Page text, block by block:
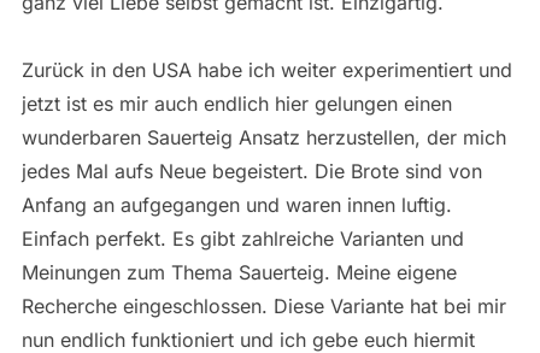
Zurück in den USA habe ich weiter experimentiert und
jetzt ist es mir auch endlich hier gelungen einen
wunderbaren Sauerteig Ansatz herzustellen, der mich
jedes Mal aufs Neue begeistert. Die Brote sind von
Anfang an aufgegangen und waren innen luftig.
Einfach perfekt. Es gibt zahlreiche Varianten und
Meinungen zum Thema Sauerteig. Meine eigene
Recherche eingeschlossen. Diese Variante hat bei mir
nun endlich funktioniert und ich gebe euch hiermit